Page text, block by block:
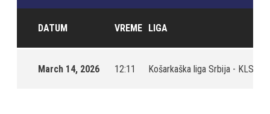
DATUM VREME LIGA
March 14, 2026 12:11 Košarkaška liga Srbija - KLS